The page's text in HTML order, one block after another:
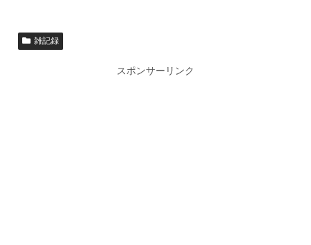
雑記録
スポンサーリンク